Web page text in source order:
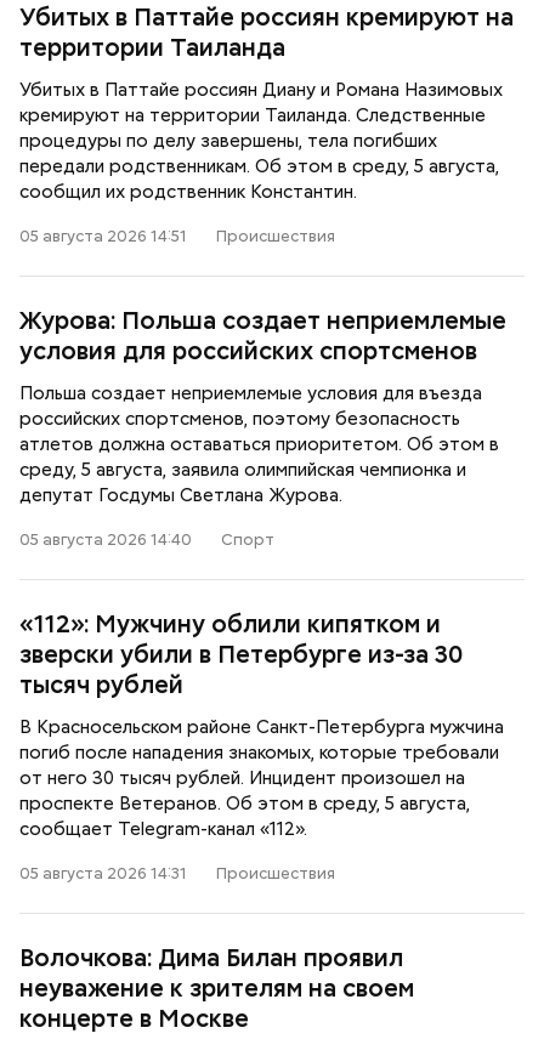
Убитых в Паттайе россиян кремируют на
территории Таиланда
Убитых в Паттайе россиян Диану и Романа Назимовых
кремируют на территории Таиланда. Следственные
процедуры по делу завершены, тела погибших
передали родственникам. Об этом в среду, 5 августа,
сообщил их родственник Константин.
05 августа 2026 14:51 Происшествия
Журова: Польша создает неприемлемые
условия для российских спортсменов
Польша создает неприемлемые условия для въезда
российских спортсменов, поэтому безопасность
атлетов должна оставаться приоритетом. Об этом в
среду, 5 августа, заявила олимпийская чемпионка и
депутат Госдумы Светлана Журова.
05 августа 2026 14:40 Спорт
«112»: Мужчину облили кипятком и
зверски убили в Петербурге из-за 30
тысяч рублей
В Красносельском районе Санкт-Петербурга мужчина
погиб после нападения знакомых, которые требовали
от него 30 тысяч рублей. Инцидент произошел на
проспекте Ветеранов. Об этом в среду, 5 августа,
сообщает Telegram-канал «112».
05 августа 2026 14:31 Происшествия
Волочкова: Дима Билан проявил
неуважение к зрителям на своем
концерте в Москве